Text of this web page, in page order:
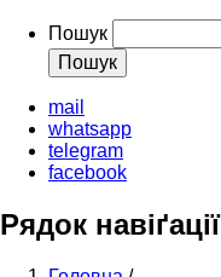
Пошук
mail
whatsapp
telegram
facebook
Рядок навіґації